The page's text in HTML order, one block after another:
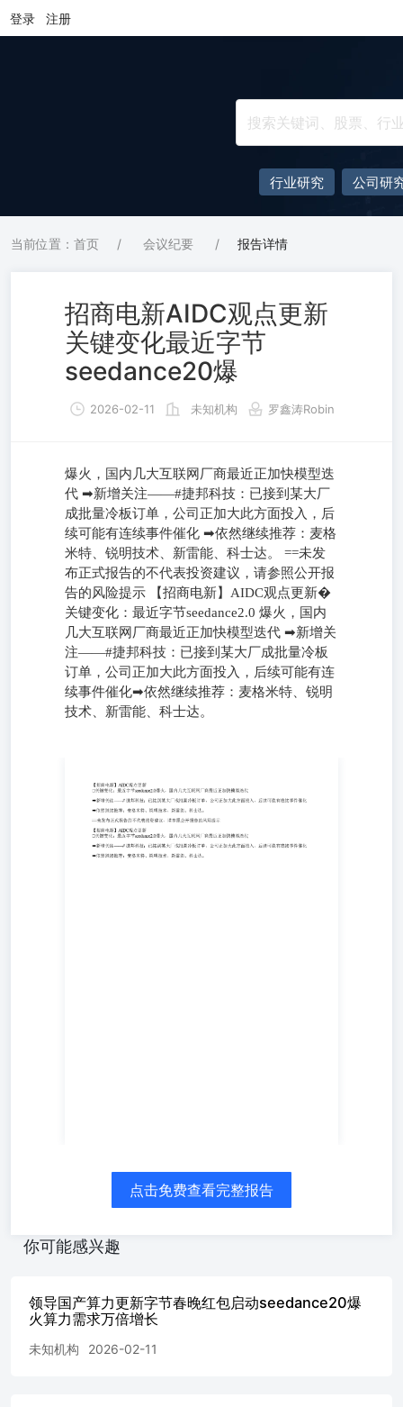
登录 注册
行业研究 公司研
当前位置：首页 / 会议纪要 / 报告详情
招商电新AIDC观点更新
关键变化最近字节
seedance20爆
2026-02-11 未知机构 罗鑫涛Robin
爆火，国内几大互联网厂商最近正加快模型迭
代 ➡新增关注——#捷邦科技：已接到某大厂
成批量冷板订单，公司正加大此方面投入，后
续可能有连续事件催化 ➡依然继续推荐：麦格
米特、锐明技术、新雷能、科士达。 ==未发
布正式报告的不代表投资建议，请参照公开报
告的风险提示 【招商电新】AIDC观点更新�
关键变化：最近字节seedance2.0 爆火，国内
几大互联网厂商最近正加快模型迭代 ➡新增关
注——#捷邦科技：已接到某大厂成批量冷板
订单，公司正加大此方面投入，后续可能有连
续事件催化➡依然继续推荐：麦格米特、锐明
技术、新雷能、科士达。
注——#捷邦科技：已接到某大厂成批量冷板订单，公司正
加大此方面投入，后续可能有连续事件催化 ➡依然继续推
荐：麦格米特、锐明技术、新雷能、科士达。 ==未发布正
式报告的不代表投资建议，请参照公开报告的风险提示
【招商电新】AIDC观点更新关键变化：最近字节
点击免费查看完整报告
你可能感兴趣
领导国产算力更新字节春晚红包启动seedance20爆
火算力需求万倍增长
未知机构 2026-02-11